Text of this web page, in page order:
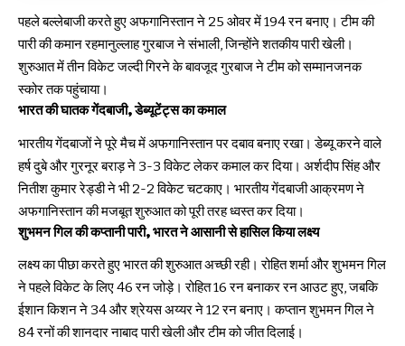
पहले बल्लेबाजी करते हुए अफगानिस्तान ने 25 ओवर में 194 रन बनाए। टीम की
पारी की कमान रहमानुल्लाह गुरबाज ने संभाली, जिन्होंने शतकीय पारी खेली।
शुरुआत में तीन विकेट जल्दी गिरने के बावजूद गुरबाज ने टीम को सम्मानजनक
स्कोर तक पहुंचाया।
भारत की घातक गेंदबाजी, डेब्यूटेंट्स का कमाल
भारतीय गेंदबाजों ने पूरे मैच में अफगानिस्तान पर दबाव बनाए रखा। डेब्यू करने वाले
हर्ष दुबे और गुरनूर बराड़ ने 3-3 विकेट लेकर कमाल कर दिया। अर्शदीप सिंह और
नितीश कुमार रेड्डी ने भी 2-2 विकेट चटकाए। भारतीय गेंदबाजी आक्रमण ने
अफगानिस्तान की मजबूत शुरुआत को पूरी तरह ध्वस्त कर दिया।
शुभमन गिल की कप्तानी पारी, भारत ने आसानी से हासिल किया लक्ष्य
लक्ष्य का पीछा करते हुए भारत की शुरुआत अच्छी रही। रोहित शर्मा और शुभमन गिल
ने पहले विकेट के लिए 46 रन जोड़े। रोहित 16 रन बनाकर रन आउट हुए, जबकि
ईशान किशन ने 34 और श्रेयस अय्यर ने 12 रन बनाए। कप्तान शुभमन गिल ने
84 रनों की शानदार नाबाद पारी खेली और टीम को जीत दिलाई।